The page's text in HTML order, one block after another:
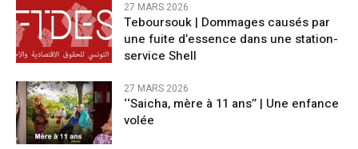
27 MARS 2026
Teboursouk | Dommages causés par
une fuite d’essence dans une station-
service Shell
27 MARS 2026
‘‘Saicha, mère à 11 ans’’ | Une enfance
volée